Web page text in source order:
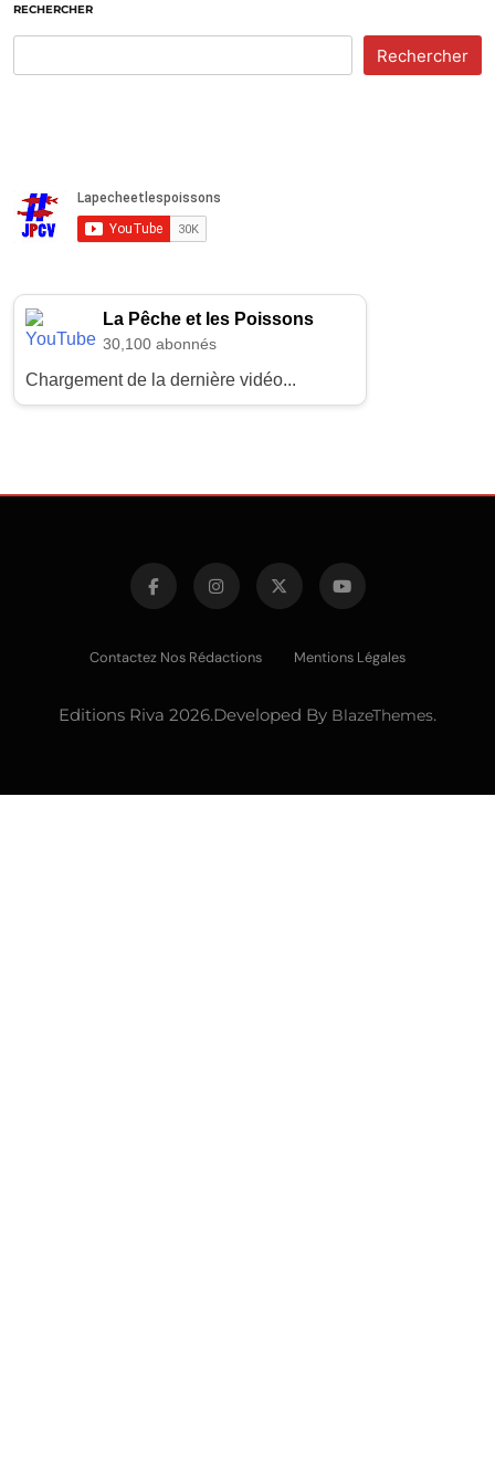
RECHERCHER
Rechercher
La Pêche et les Poissons
30,100 abonnés
Chargement de la dernière vidéo...
Contactez Nos Rédactions Mentions Légales
Editions Riva 2026.Developed By BlazeThemes.